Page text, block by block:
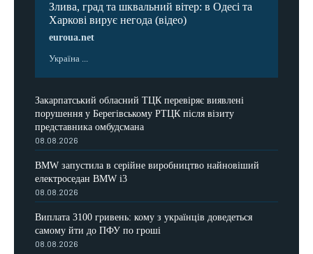
Злива, град та шквальний вітер: в Одесі та
Харкові вирує негода (відео)
euroua.net
Україна ...
Закарпатський обласний ТЦК перевіряє виявлені
порушення у Берегівському РТЦК після візиту
представника омбудсмана
08.08.2026
BMW запустила в серійне виробництво найновіший
електроседан BMW i3
08.08.2026
Виплата 3100 гривень: кому з українців доведеться
самому йти до ПФУ по гроші
08.08.2026